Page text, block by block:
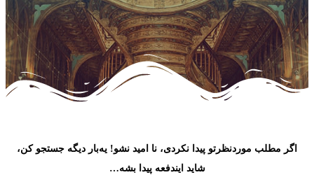
اگر مطلب موردنظرتو پیدا نکردی، نا امید نشو! یه‌بار دیگه جستجو کن،
شاید ایندفعه پیدا بشه…